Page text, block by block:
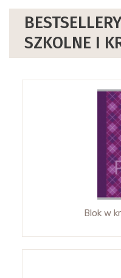
SZKOLNE I
Blok w